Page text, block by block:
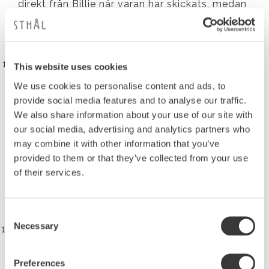
This website uses cookies
We use cookies to personalise content and ads, to
provide social media features and to analyse our traffic.
We also share information about your use of our site with
our social media, advertising and analytics partners who
may combine it with other information that you’ve
provided to them or that they’ve collected from your use
of their services.
Selection
Necessary
Preferences
direkt från Billie när varan har skickats, medan
företagskunden betalar Billie enligt deras villkor.
Billie är endast avsett för företagsinköp, inte för
Banköverföringar
du väljer denna metod får du
betalningsuppgifter (till exempel ett virtuellt
bankkontonummer) som du ska skicka din
betalning till. Pengarna överförs från din bank till
ett konto som hanteras via Stripe. Stripe
matchar automatiskt din betalning med din
har mottagits och stämts av med betalningen.
Säkra betalningar
är fullständigt krypterade och uppfyller